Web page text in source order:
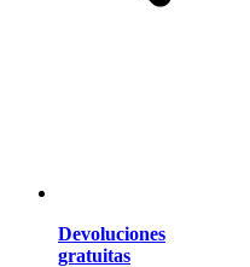
Devoluciones
gratuitas